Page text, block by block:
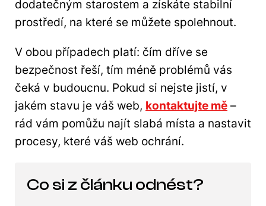
dodatečným starostem a získáte stabilní
prostředí, na které se můžete spolehnout.
V obou případech platí: čím dříve se
bezpečnost řeší, tím méně problémů vás
čeká v budoucnu. Pokud si nejste jistí, v
jakém stavu je váš web, kontaktujte mě –
rád vám pomůžu najít slabá místa a nastavit
procesy, které váš web ochrání.
Co si z článku odnést?